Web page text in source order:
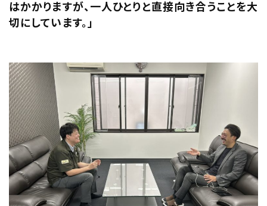
はかかりますが、一人ひとりと直接向き合うことを大
切にしています。」